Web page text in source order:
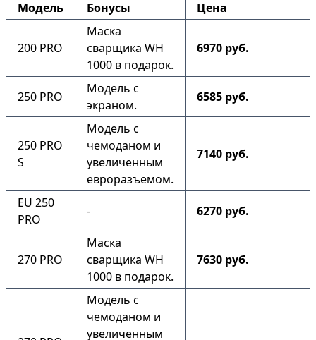
Модель
Бонусы Цена
200 PRO
Маска
сварщика WH
1000 в подарок.
6970 руб.
250 PRO
Модель с
экраном.
6585 руб.
250 PRO
S
Модель с
чемоданом и
увеличенным
евроразъемом.
7140 руб.
EU 250
PRO
- 6270 руб.
270 PRO
Маска
сварщика WH
1000 в подарок.
7630 руб.
Модель с
чемоданом и
увеличенным